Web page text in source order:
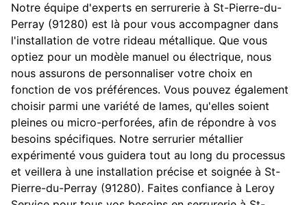
Notre équipe d'experts en serrurerie à St-Pierre-du-
Perray (91280) est là pour vous accompagner dans
l'installation de votre rideau métallique. Que vous
optiez pour un modèle manuel ou électrique, nous
nous assurons de personnaliser votre choix en
fonction de vos préférences. Vous pouvez également
choisir parmi une variété de lames, qu'elles soient
pleines ou micro-perforées, afin de répondre à vos
besoins spécifiques. Notre serrurier métallier
expérimenté vous guidera tout au long du processus
et veillera à une installation précise et soignée à St-
Pierre-du-Perray (91280). Faites confiance à Leroy